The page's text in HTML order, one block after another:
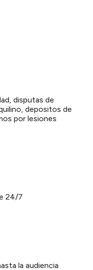
disputas de
depositos de
por lesiones
24/7
la audiencia